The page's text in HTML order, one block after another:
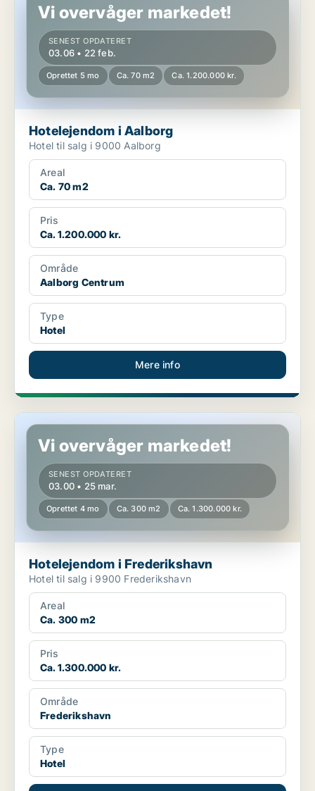
Vi overvåger markedet!
SENEST OPDATERET
03.06 • 22 feb.
Oprettet 5 mo Ca. 70 m2 Ca. 1.200.000 kr.
Hotelejendom i Aalborg
Hotel til salg i 9000 Aalborg
Areal
Ca. 70 m2
Pris
Ca. 1.200.000 kr.
Område
Aalborg Centrum
Type
Hotel
Mere info
Hotelejendom i Frederikshavn
Vi overvåger markedet!
SENEST OPDATERET
03.00 • 25 mar.
Oprettet 4 mo Ca. 300 m2 Ca. 1.300.000 kr.
Hotelejendom i Frederikshavn
Hotel til salg i 9900 Frederikshavn
Areal
Ca. 300 m2
Pris
Ca. 1.300.000 kr.
Område
Frederikshavn
Type
Hotel